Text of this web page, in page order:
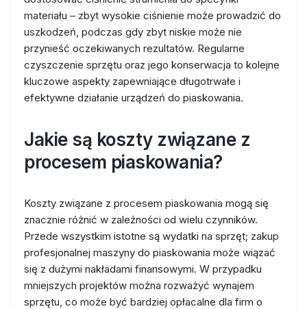
materiału – zbyt wysokie ciśnienie może prowadzić do
uszkodzeń, podczas gdy zbyt niskie może nie
przynieść oczekiwanych rezultatów. Regularne
czyszczenie sprzętu oraz jego konserwacja to kolejne
kluczowe aspekty zapewniające długotrwałe i
efektywne działanie urządzeń do piaskowania.
Jakie są koszty związane z
procesem piaskowania?
Koszty związane z procesem piaskowania mogą się
znacznie różnić w zależności od wielu czynników.
Przede wszystkim istotne są wydatki na sprzęt; zakup
profesjonalnej maszyny do piaskowania może wiązać
się z dużymi nakładami finansowymi. W przypadku
mniejszych projektów można rozważyć wynajem
sprzętu, co może być bardziej opłacalne dla firm o